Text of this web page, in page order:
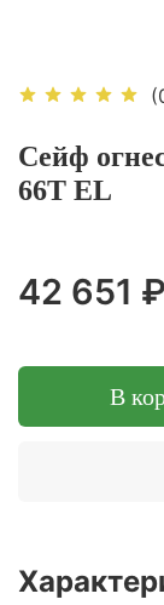
Сейф
66T EL
42 651 ₽
В